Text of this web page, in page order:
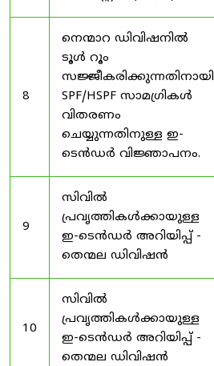
8
നെന്മാറ ഡിവിഷനിൽ
ടൂൾ റൂം
സജ്ജീകരിക്കുന്നതിനായി
SPF/HSPF സാമഗ്രികൾ
വിതരണം
ചെയ്യുന്നതിനുള്ള ഇ-
ടെൻഡർ വിജ്ഞാപനം.
9
സിവിൽ
പ്രവൃത്തികൾക്കായുള്ള
ഇ-ടെൻഡർ അറിയിപ്പ് -
തെന്മല ഡിവിഷൻ
10
സിവിൽ
പ്രവൃത്തികൾക്കായുള്ള
ഇ-ടെൻഡർ അറിയിപ്പ് -
തെന്മല ഡിവിഷൻ